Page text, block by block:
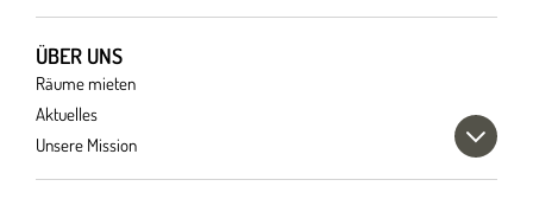
ÜBER UNS
Räume mieten
Aktuelles
Unsere Mission